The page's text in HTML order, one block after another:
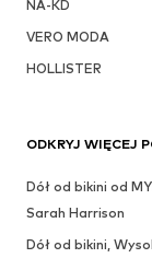
NA-KD
VERO MODA
HOLLISTER
ODKRYJ WIĘCEJ
Dół od bikini od
Sarah Harrison
Dół od bikini,